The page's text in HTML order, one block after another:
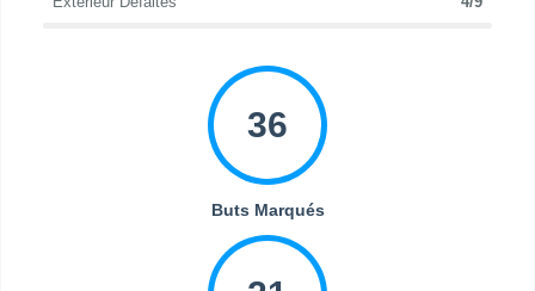
36
Buts Marqués